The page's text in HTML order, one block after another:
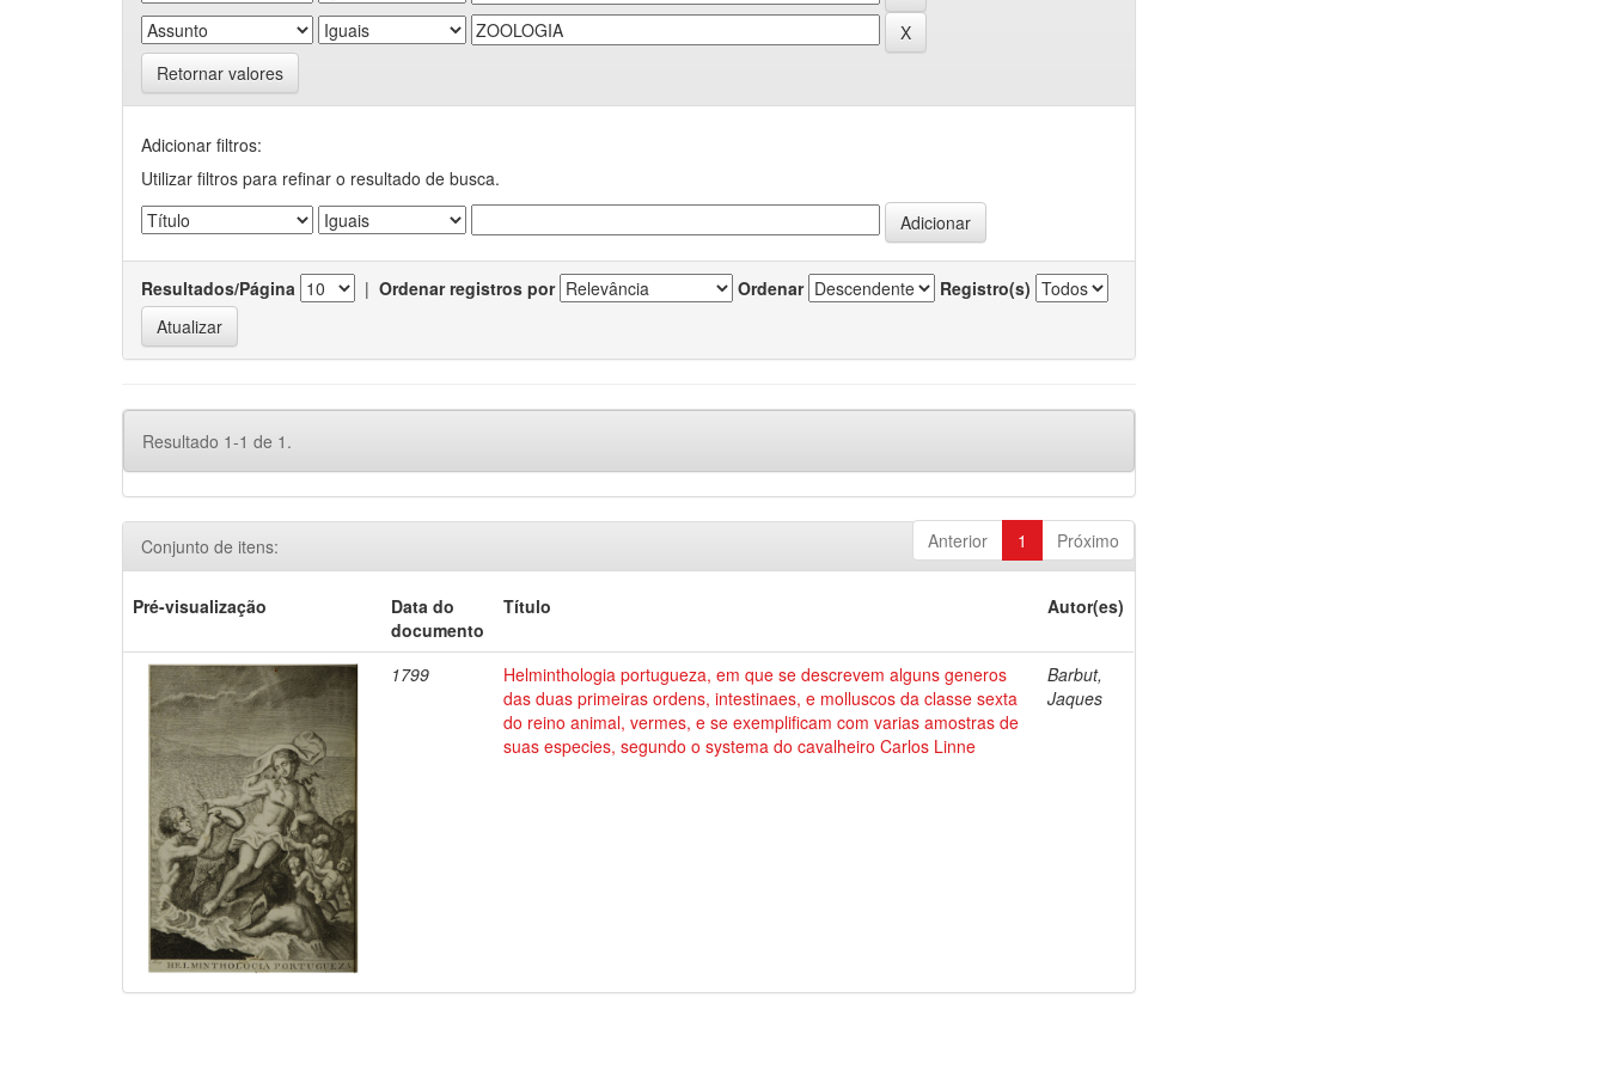
Retornar valores
Adicionar filtros:
Utilizar filtros para refinar o resultado de busca.
Resultados/Página | Ordenar registros por Ordenar Registro(s)
Resultado 1-1 de 1.
Anterior 1 Próximo
Conjunto de itens:
Pré-visualização
Data do
documento
Título Autor(es)
1799
Helminthologia portugueza, em que se descrevem alguns generos
das duas primeiras ordens, intestinaes, e molluscos da classe sexta
do reino animal, vermes, e se exemplificam com varias amostras de
suas especies, segundo o systema do cavalheiro Carlos Linne
Barbut,
Jaques